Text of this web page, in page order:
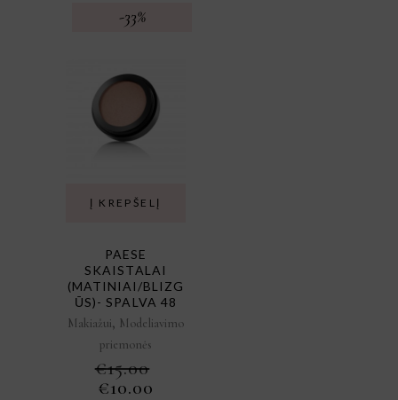
-33%
Į KREPŠELĮ
PAESE
SKAISTALAI
(MATINIAI/BLIZG
ŪS)- SPALVA 48
Makiažui, Modeliavimo
priemonės
€15.00
ORIGINAL
€10.00